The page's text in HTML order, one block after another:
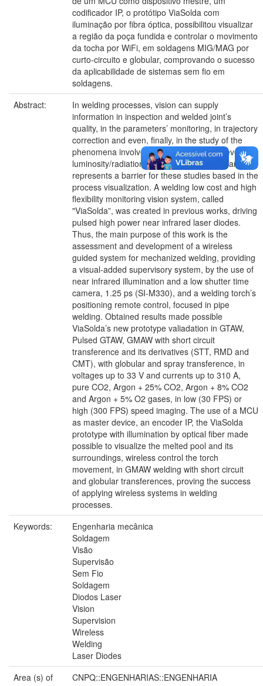
codificador IP, o protótipo ViaSolda com
iluminação por fibra óptica, possibilitou visualizar
a região da poça fundida e controlar o movimento
da tocha por WiFi, em soldagens MIG/MAG por
curto-circuito e globular, comprovando o sucesso
da aplicabilidade de sistemas sem fio em
soldagens.
Abstract:
In welding processes, vision can supply
information in inspection and welded joint’s
quality, in the parameters’ monitoring, in trajectory
correction and even, finally, in the study of the
phenomena involved in the process. However, the
luminosity/radiation emitted from the weld arc
represents a barrier for these studies based in the
process visualization. A welding low cost and high
flexibility monitoring vision system, called
"ViaSolda”, was created in previous works, driving
pulsed high power near infrared laser diodes.
Thus, the main purpose of this work is the
assessment and development of a wireless
guided system for mechanized welding, providing
a visual-added supervisory system, by the use of
near infrared illumination and a low shutter time
camera, 1.25 ps (SI-M330), and a welding torch’s
positioning remote control, focused in pipe
welding. Obtained results made possible
ViaSolda’s new prototype valiadation in GTAW,
Pulsed GTAW, GMAW with short circuit
transference and its derivatives (STT, RMD and
CMT), with globular and spray transference, in
voltages up to 33 V and currents up to 310 A,
pure CO2, Argon + 25% CO2, Argon + 8% CO2
and Argon + 5% O2 gases, in low (30 FPS) or
high (300 FPS) speed imaging. The use of a MCU
as master device, an encoder IP, the ViaSolda
prototype with illumination by optical fiber made
possible to visualize the melted pool and its
surroundings, wireless control the torch
movement, in GMAW welding with short circuit
and globular transferences, proving the success
of applying wireless systems in welding
processes.
Keywords:
Engenharia mecânica
Soldagem
Visão
Supervisão
Sem Fio
Soldagem
Diodos Laser
Vision
Supervision
Wireless
Welding
Laser Diodes
Area (s) of
CNPQ::ENGENHARIAS::ENGENHARIA